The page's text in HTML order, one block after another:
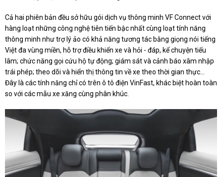
Cả hai phiên bản đều sở hữu gói dịch vụ thông minh VF Connect với
hàng loạt những công nghệ tiên tiến bậc nhất cùng loạt tính năng
thông minh như trợ lý ảo có khả năng tương tác bằng giọng nói tiếng
Việt đa vùng miền, hỗ trợ điều khiển xe và hỏi - đáp, kể chuyện tiếu
lâm; chức năng gọi cứu hộ tự động; giám sát và cảnh báo xâm nhập
trái phép; theo dõi và hiển thị thông tin về xe theo thời gian thực…
Đây là các tính năng chỉ có trên ô tô điện VinFast, khác biệt hoàn toàn
so với các mẫu xe xăng cùng phân khúc.